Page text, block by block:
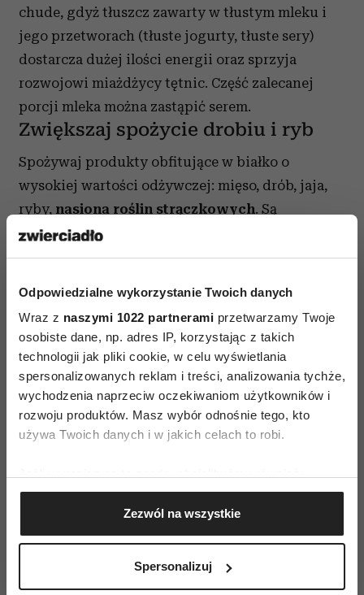
Odpowiedzialne wykorzystanie Twoich danych
Wraz z naszymi 1022 partnerami przetwarzamy Twoje
osobiste dane, np. adres IP, korzystając z takich
technologii jak pliki cookie, w celu wyświetlania
spersonalizowanych reklam i treści, analizowania tychże,
wychodzenia naprzeciw oczekiwaniom użytkowników i
rozwoju produktów. Masz wybór odnośnie tego, kto
używa Twoich danych i w jakich celach to robi.
Gromadzić dane dotyczące Twojej lokalizacji
geograficznej z dokładnością nawet do kilku metrów
Identyfikować Twoje urządzenie, aktywnie
(fingerprinting, czyli wirtualny odcisk palca)
Zezwól na wszystkie
Spersonalizuj
chude, gdyż tłuszcz zawarty w tłustym mleku i
jego przetworach (tłuste jogurty, tłuste sery)
dostarcza dużej ilości energii oraz sprzyja
rozwojowi miażdżycy tętnic. Część zalecanej
porcji mleka można zastąpić serem.
Zwiększaj spożycie drobiu i ryb
Spożywaj produkty obfitujące w białko o
wysokiej wartości odżywczej: mięso, drób, jaja,
ryby, nasiona roślin strączkowych. Są
zdrowszym źródłem białka niż np. mięso
czerwone. Wybieraj jednak tylko chude mięsa.
Uwaga! Powinnaś spożywać mięso, ryby, drób
i chude wędliny dwa razy dziennie. Aby
poprawić przyswajanie żelaza, dodawaj do
każdego posiłku warzywa i owoce bogate
w witaminę C.
Dwa razy w tygodniu należy zjeść porcję tłustej
wielonienasycone kwasy tłuszczowe z rodziny
omega-3 są istotne dla prawidłowego przebiegu
ciąży i rozwoju płodu. Ryby mają też korzystny
rozwój centralnego układu
nerwowego, mózgu, siatkówki oka i narządów